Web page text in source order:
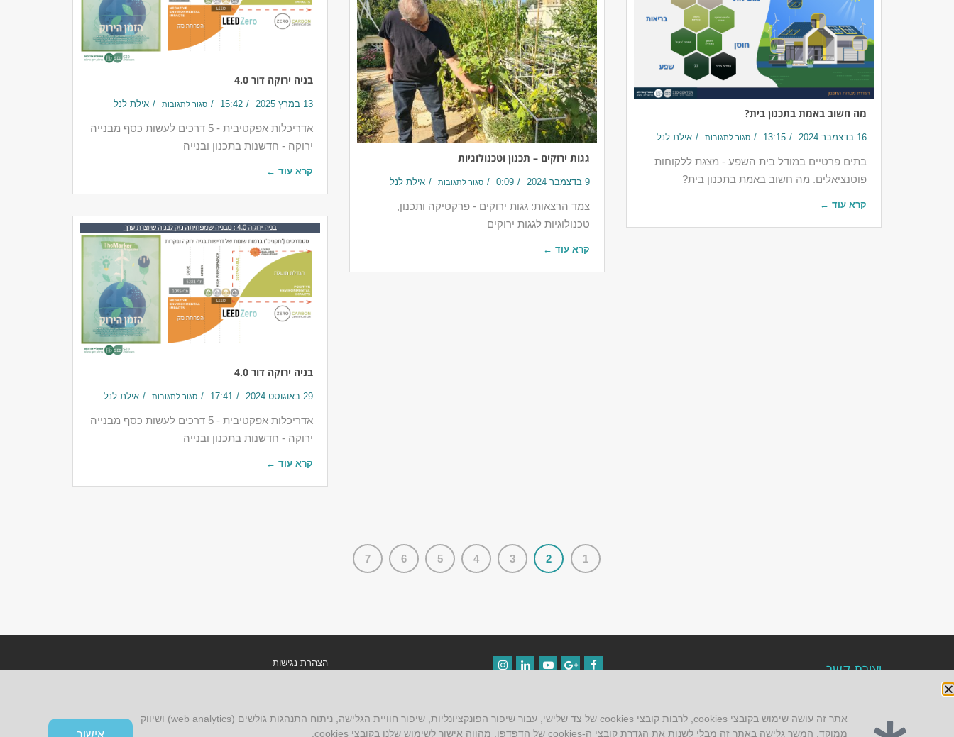
בניה ירוקה דור 4.0
13 במרץ 2025 15:42 סגור לתגובות אילת לנל
אדריכלות אפקטיבית - 5 דרכים לעשות כסף מבנייה
ירוקה - חדשנות בתכנון ובנייה
קרא עוד ←
מה חשוב באמת בתכנון בית?
16 בדצמבר 2024 13:15 סגור לתגובות אילת לנל
בתים פרטיים במודל בית השפע - מצגת ללקוחות
פוטנציאלים. מה חשוב באמת בתכנון בית?
קרא עוד ←
גגות ירוקים – תכנון וטכנולוגיות
9 בדצמבר 2024 0:09 סגור לתגובות אילת לנל
צמד הרצאות: גגות ירוקים - פרקטיקה ותכנון,
טכנולוגיות לגגות ירוקים
קרא עוד ←
בניה ירוקה דור 4.0
29 באוגוסט 2024 17:41 סגור לתגובות אילת לנל
אדריכלות אפקטיבית - 5 דרכים לעשות כסף מבנייה
ירוקה - חדשנות בתכנון ובנייה
קרא עוד ←
1
2
3
4
5
6
7
יצירת קשר
טלפון:
הצהרת נגישות
אתר זה עושה שימוש בקובצי cookies, לרבות קובצי cookies של צד שלישי, עבור שיפור הפונקציונליות, שיפור חוויית הגלישה, ניתוח התנהגות גולשים (web analytics) ושיווק
ממוקד. המשך גלישה באתר זה מבלי לשנות את הגדרת קובצי ה-cookies של הדפדפן, מהווה אישור לשימוש שלנו בקובצי cookies.
אישור